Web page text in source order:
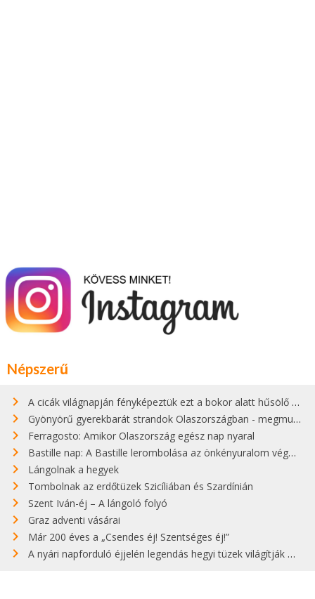
Népszerű
A cicák világnapján fényképeztük ezt a bokor alatt hűsölő cicát Kisorosziban
Gyönyörű gyerekbarát strandok Olaszországban - megmutatjuk a 15 legjobbat
Ferragosto: Amikor Olaszország egész nap nyaral
Bastille nap: A Bastille lerombolása az önkényuralom végét jelentette
Lángolnak a hegyek
Tombolnak az erdőtüzek Szicíliában és Szardínián
Szent Iván-éj – A lángoló folyó
Graz adventi vásárai
Már 200 éves a „Csendes éj! Szentséges éj!”
A nyári napforduló éjjelén legendás hegyi tüzek világítják meg Zugspitzét